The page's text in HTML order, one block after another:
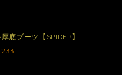
底ブーツ【SPIDER】